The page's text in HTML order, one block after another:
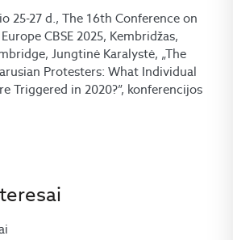
25-27 d., The 16th Conference on
CBSE 2025, Kembridžas,
Jungtinė Karalystė, „The
Protesters: What Individual
Triggered in 2020?”, konferencijos